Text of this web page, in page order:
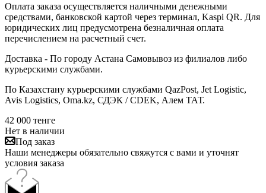
Оплата заказа осуществляется наличными денежными
средствами, банковской картой через терминал, Kaspi QR. Для
юридических лиц предусмотрена безналичная оплата
перечислением на расчетный счет.
Доставка - По городу Астана Самовывоз из филиалов либо
курьерскими службами.
По Казахстану курьерскими службами QazPost, Jet Logistic,
Avis Logistics, Oma.kz, СДЭК / CDEK, Алем ТАТ.
42 000 тенге
Нет в наличии
Под заказ
Наши менеджеры обязательно свяжутся с вами и уточнят
условия заказа